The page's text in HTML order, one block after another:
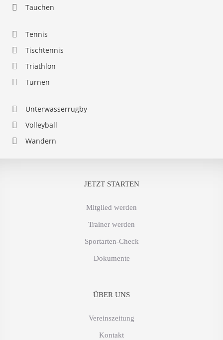
Tauchen
Tennis
Tischtennis
Triathlon
Turnen
Unterwasserrugby
Volleyball
Wandern
JETZT STARTEN
Mitglied werden
Trainer werden
Sportarten-Check
Dokumente
ÜBER UNS
Vereinszeitung
Kontakt